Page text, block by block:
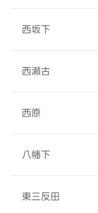
西坂下
西瀬古
西原
八幡下
東三反田